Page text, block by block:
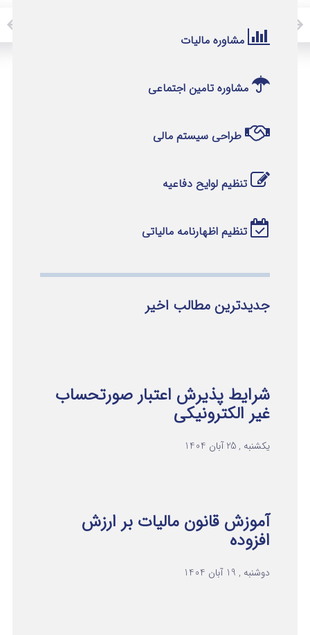
مشاوره مالیات
مشاوره تامین اجتماعی
طراحی سیستم مالی
تنظیم لوایح دفاعیه
تنظیم اظهارنامه مالیاتی
جدیدترین مطالب اخیر
شرایط پذیرش اعتبار صورتحساب
غیر الکترونیکی
یکشنبه , 25 آبان 1404
آموزش قانون مالیات بر ارزش
افزوده
دوشنبه , 19 آبان 1404